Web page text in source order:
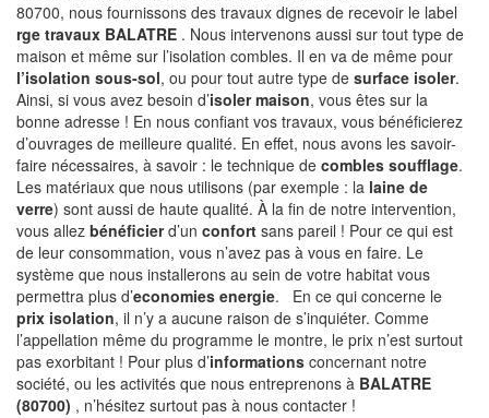
80700, nous fournissons des travaux dignes de recevoir le label
rge travaux BALATRE . Nous intervenons aussi sur tout type de
maison et même sur l’isolation combles. Il en va de même pour
l’isolation sous-sol, ou pour tout autre type de surface isoler.
Ainsi, si vous avez besoin d’isoler maison, vous êtes sur la
bonne adresse ! En nous confiant vos travaux, vous bénéficierez
d’ouvrages de meilleure qualité. En effet, nous avons les savoir-
faire nécessaires, à savoir : le technique de combles soufflage.
Les matériaux que nous utilisons (par exemple : la laine de
verre) sont aussi de haute qualité. À la fin de notre intervention,
vous allez bénéficierd’un confort sans pareil ! Pour ce qui est
de leur consommation, vous n’avez pas à vous en faire. Le
système que nous installerons au sein de votre habitat vous
permettra plus d’economies energie. En ce qui concerne le
prix isolation, il n’y a aucune raison de s’inquiéter. Comme
l’appellation même du programme le montre, le prix n’est surtout
pas exorbitant ! Pour plus d’informations concernant notre
société, ou les activités que nous entreprenons à BALATRE
(80700) , n’hésitez surtout pas à nous contacter !